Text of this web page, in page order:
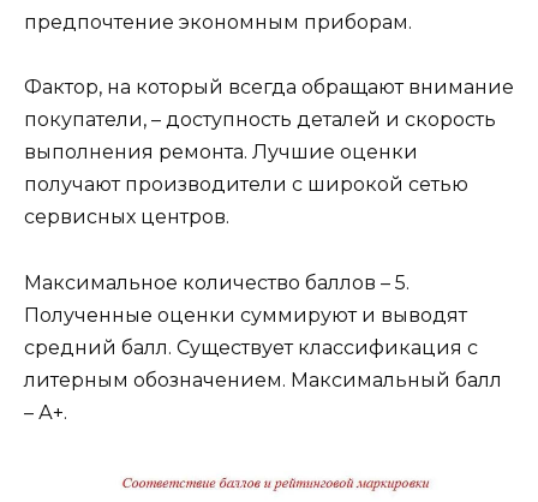
предпочтение экономным приборам.
Фактор, на который всегда обращают внимание
покупатели, – доступность деталей и скорость
выполнения ремонта. Лучшие оценки
получают производители с широкой сетью
сервисных центров.
Максимальное количество баллов – 5.
Полученные оценки суммируют и выводят
средний балл. Существует классификация с
литерным обозначением. Максимальный балл
– А+.